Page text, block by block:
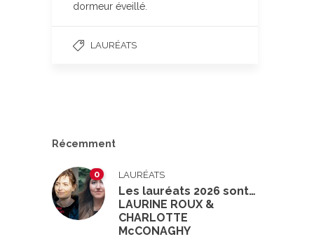
dormeur éveillé.
LAURÉATS
Récemment
0 LAURÉATS
Les lauréats 2026 sont…
LAURINE ROUX &
CHARLOTTE
McCONAGHY